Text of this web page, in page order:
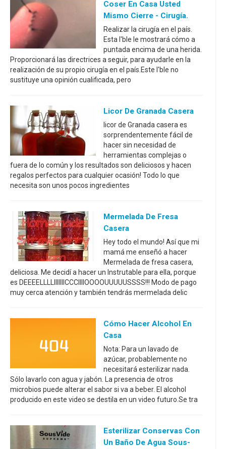
Coser En Casa Usted
Mismo Cierre - Cirugía.
Realizar la cirugía en el país.
Esta I'ble le mostrará cómo a
puntada encima de una herida.
Proporcionará las directrices a seguir, para ayudarle en la
realización de su propio cirugía en el país.Este I'ble no
sustituye una opinión cualificada, pero
Licor De Granada Casera
licor de Granada casera es
sorprendentemente fácil de
hacer sin necesidad de
herramientas complejas o
fuera de lo común y los resultados son deliciosos y hacen
regalos perfectos para cualquier ocasión! Todo lo que
necesita son unos pocos ingredientes
Mermelada De Fresa
Casera
Hey todo el mundo! Así que mi
mamá me enseñó a hacer
Mermelada de fresa casera,
deliciosa. Me decidí a hacer un Instrutable para ella, porque
es DEEEELLLLIIIIIIICCCIIIIOOOOUUUUUSSSS!!! Modo de pago
muy cerca atención y también tendrás mermelada delic
Cómo Hacer Alcohol En
Casa
Nota: Para un lavado de
azúcar, probablemente no
necesitará esterilizar nada.
Sólo lavarlo con agua y jabón. La presencia de otros
microbios puede alterar el sabor si va a beber. El alcohol
producido en este video se destila en un video futuro.Se tra
Esterilizar Conservas Con
Un Baño De Agua Sous-